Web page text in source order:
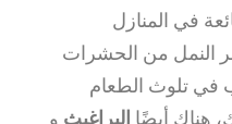
في المنازل
النمل من الحشرات
في تلوث الطعام
هناك أيضًا البراغيث و